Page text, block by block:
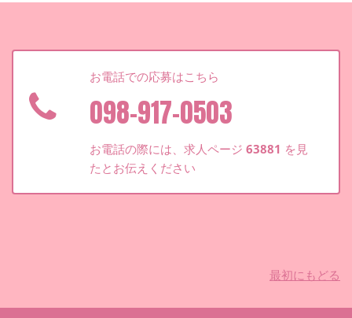
お電話での応募はこちら
098-917-0503
お電話の際には、求人ページ63881 を見
たとお伝えください
最初にもどる